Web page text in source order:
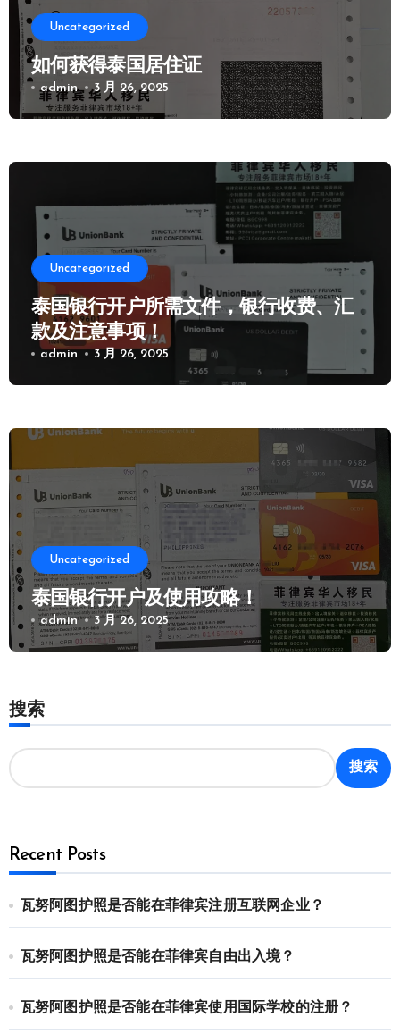
Uncategorized
如何获得泰国居住证
admin 3 月 26, 2025
Uncategorized
泰国银行开户所需文件，银行收费、汇
款及注意事项！
admin 3 月 26, 2025
Uncategorized
泰国银行开户及使用攻略！
admin 3 月 26, 2025
搜索
搜索
Recent Posts
瓦努阿图护照是否能在菲律宾注册互联网企业？
瓦努阿图护照是否能在菲律宾自由出入境？
瓦努阿图护照是否能在菲律宾使用国际学校的注册？